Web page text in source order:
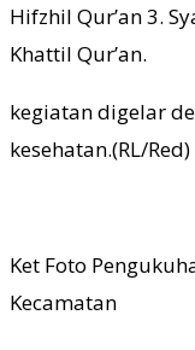
Hifzhil Qur’an 3.
Khattil Qur’an.
kegiatan digelar
kesehatan.(RL/Red)
Ket Foto
Kecamatan